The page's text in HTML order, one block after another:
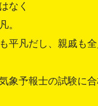
なく
。
平凡だし、親戚も
象予報士の試験に